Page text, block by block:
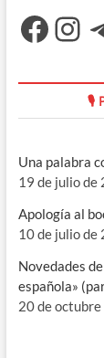
🎙
Una palabra
19 de julio de
Apología al
10 de julio de
Novedades
española»
20 de